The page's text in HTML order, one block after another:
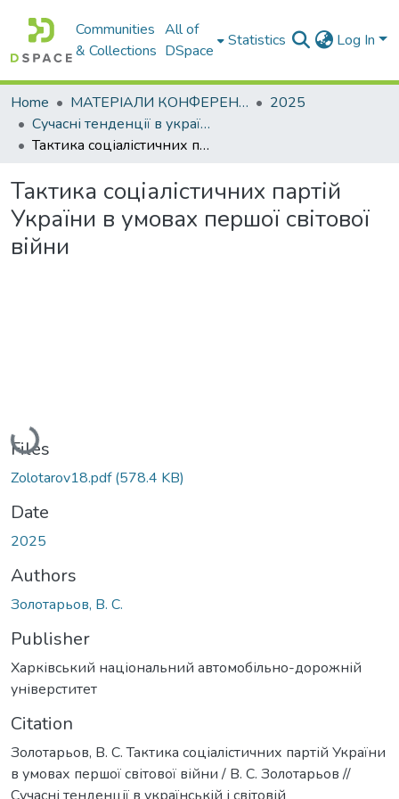
Communities
& Collections
All of
DSpace
Statistics Log In
Home МАТЕРІАЛИ КОНФЕРЕНЦІЙ
2025
Сучасні тенденції в українській і світовій гуманітаристиці
Тактика соціалістичних партій України в умовах першої світової війни
Тактика соціалістичних партій
України в умовах першої світової
війни
Loading...
Files
Zolotarov18.pdf(578.4 KB)
Date
2025
Authors
Золотарьов, В. С.
Publisher
Харківський національний автомобільно-дорожній
універститет
Citation
Золотарьов, В. С. Тактика соціалістичних партій України
в умовах першої світової війни / В. С. Золотарьов //